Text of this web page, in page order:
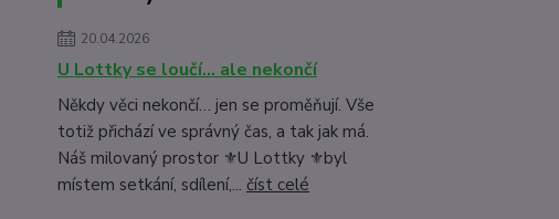
20.04.2026
U Lottky se loučí… ale nekončí
Někdy věci nekončí… jen se proměňují. Vše
totiž přichází ve správný čas, a tak jak má.
Náš milovaný prostor ⚜️U Lottky ⚜️byl
místem setkání, sdílení,... číst celé